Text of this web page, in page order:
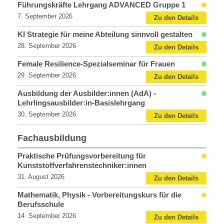
Personalentwicklung
Führungskräfte Lehrgang ADVANCED Gruppe 1
7. September 2026 Zu den Details
KI Strategie für meine Abteilung sinnvoll gestalten
28. September 2026 Zu den Details
Female Resilience-Spezialseminar für Frauen
29. September 2026 Zu den Details
Ausbildung der Ausbilder:innen (AdA) -
Lehrlingsausbilder:in-Basislehrgang
30. September 2026 Zu den Details
Fachausbildung
Fachausbildung
Praktische Prüfungsvorbereitung für
Kunststoffverfahrenstechniker:innen
31. August 2026 Zu den Details
Mathematik, Physik - Vorbereitungskurs für die
Berufsschule
14. September 2026 Zu den Details